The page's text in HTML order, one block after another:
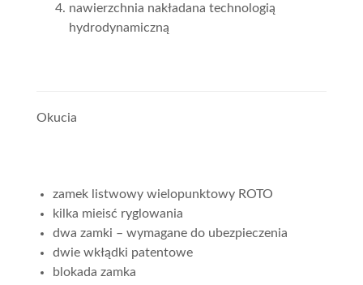
nawierzchnia nakładana technologią
hydrodynamiczną
Okucia
zamek listwowy wielopunktowy ROTO
kilka mieisć ryglowania
dwa zamki – wymagane do ubezpieczenia
dwie wkłądki patentowe
blokada zamka